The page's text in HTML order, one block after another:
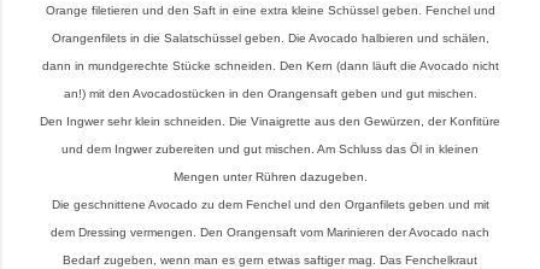
Orange filetieren und den Saft in eine extra kleine Schüssel geben. Fenchel und
Orangenfilets in die Salatschüssel geben. Die Avocado halbieren und schälen,
dann in mundgerechte Stücke schneiden. Den Kern (dann läuft die Avocado nicht
an!) mit den Avocadostücken in den Orangensaft geben und gut mischen.
Den Ingwer sehr klein schneiden. Die Vinaigrette aus den Gewürzen, der Konfitüre
und dem Ingwer zubereiten und gut mischen. Am Schluss das Öl in kleinen
Mengen unter Rühren dazugeben.
Die geschnittene Avocado zu dem Fenchel und den Organfilets geben und mit
dem Dressing vermengen. Den Orangensaft vom Marinieren der Avocado nach
Bedarf zugeben, wenn man es gern etwas saftiger mag. Das Fenchelkraut